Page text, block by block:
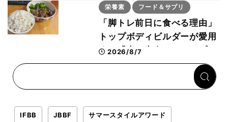
プルオーバーマシン”とは？
栄養素 フード＆サプリ
「脚トレ前日に食べる理由」
トップボディビルダーが愛用
する「米＋牛肉」のシンプル
回復メシとは？
2026/8/7
IFBB JBBF サマースタイルアワード